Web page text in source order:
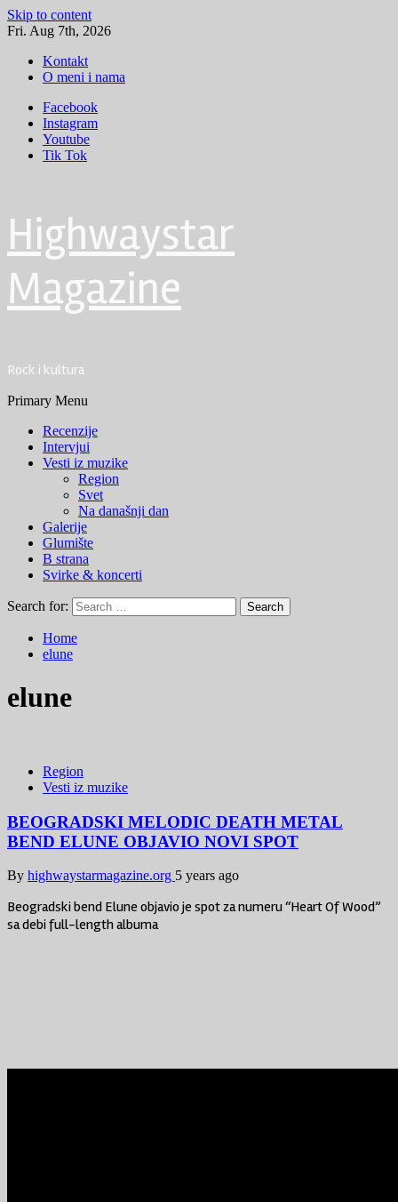
Skip to content
Fri. Aug 7th, 2026
Kontakt
O meni i nama
Facebook
Instagram
Youtube
Tik Tok
Highwaystar
Magazine
Rock i kultura
Primary Menu
Recenzije
Intervjui
Vesti iz muzike
Region
Svet
Na današnji dan
Galerije
Glumište
B strana
Svirke & koncerti
Search for:
Home
elune
elune
Region
Vesti iz muzike
BEOGRADSKI MELODIC DEATH METAL
BEND ELUNE OBJAVIO NOVI SPOT
By highwaystarmagazine.org 5 years ago
Beogradski bend Elune objavio je spot za numeru “Heart Of Wood”
sa debi full-length albuma